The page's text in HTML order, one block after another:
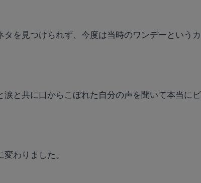
を見つけられず、今度は当時のワンデーというカ
と共に口からこぼれた自分の声を聞いて本当にビ
わりました。